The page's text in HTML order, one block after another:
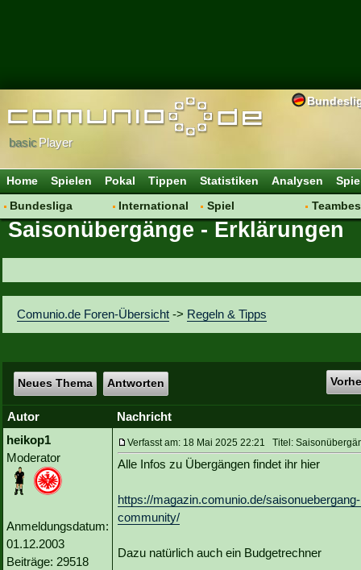
basicPlayer
Home Spielen Pokal Tippen Statistiken Analysen
Bundesliga
Hot News
Vereinsdiskussion
Vereinsfragen
International
Vereine
Spiel
Regeln & Tipps
Saisonübergänge - Erklärungen
Comunio.de Foren-Übersicht -> Regeln & Tipps
Neues Thema Antworten
Autor
Nachricht
heikop1
Moderator
Anmeldungsdatum:
01.12.2003
Beiträge: 29518
Verfasst am: 18 Mai 2025 22:21 Titel:
Alle Infos zu Übergängen findet ihr hier
https://magazin.comunio.de/
community/
Dazu natürlich auch ein Budgetrechner